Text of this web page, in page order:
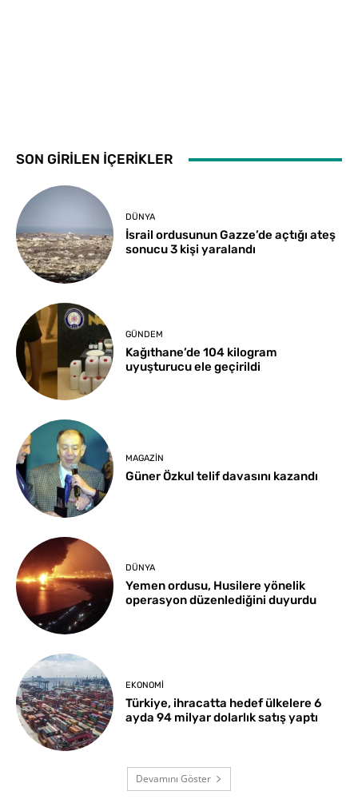
SON GİRİLEN İÇERİKLER
DÜNYA
İsrail ordusunun Gazze’de açtığı ateş
sonucu 3 kişi yaralandı
GÜNDEM
Kağıthane’de 104 kilogram
uyuşturucu ele geçirildi
MAGAZIN
Güner Özkul telif davasını kazandı
DÜNYA
Yemen ordusu, Husilere yönelik
operasyon düzenlediğini duyurdu
EKONOMI
Türkiye, ihracatta hedef ülkelere 6
ayda 94 milyar dolarlık satış yaptı
Devamını Göster